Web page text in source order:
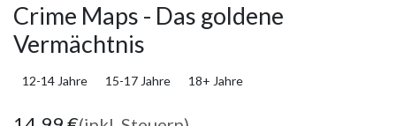
Crime Maps - Das goldene
Vermächtnis
12-14 Jahre 15-17 Jahre 18+ Jahre